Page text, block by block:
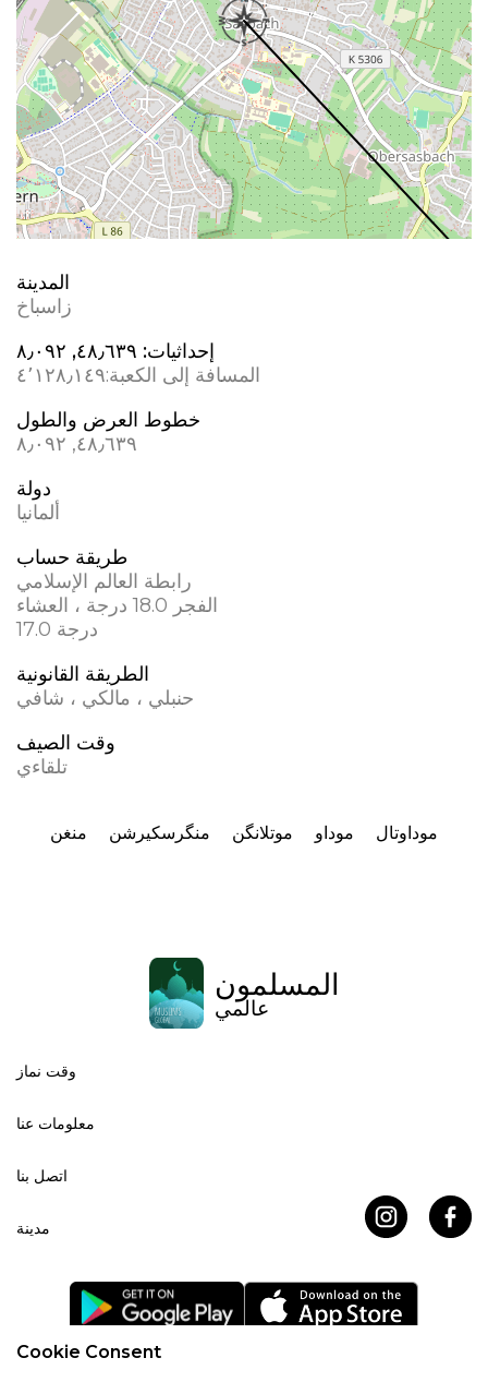
Cookie Consent
المدينة
زاسباخ
إحداثيات: ٤٨٫٦٣٩, ٨٫٠٩٢
المسافة إلى الكعبة:٤٬١٢٨٫١٤٩
خطوط العرض والطول
٤٨٫٦٣٩, ٨٫٠٩٢
دولة
ألمانيا
طريقة حساب
رابطة العالم الإسلامي
الفجر 18.0 درجة ، العشاء
17.0 درجة
الطريقة القانونية
حنبلي ، مالكي ، شافي
وقت الصيف
تلقاءي
منغن منگرسکیرشن موتلانگن موداو موداوتال
المسلمون
عالمي
وقت نماز
معلومات عنا
اتصل بنا
مدينة